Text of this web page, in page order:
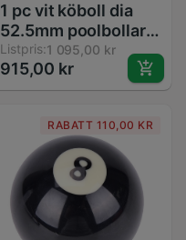
1 pc vit köboll dia
52.5mm poolbollar
Listpris:1 095,00 kr
915,00 kr
RABATT 110,00 KR